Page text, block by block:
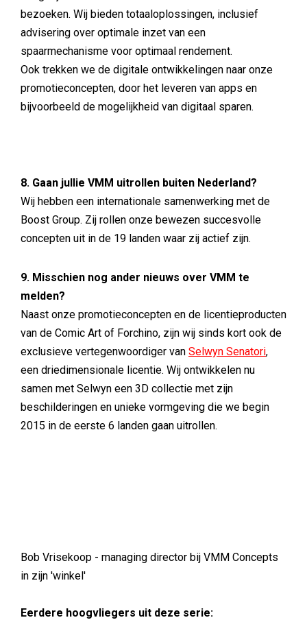
bezoeken. Wij bieden totaaloplossingen, inclusief
advisering over optimale inzet van een
spaarmechanisme voor optimaal rendement.
Ook trekken we de digitale ontwikkelingen naar onze
promotieconcepten, door het leveren van apps en
bijvoorbeeld de mogelijkheid van digitaal sparen.
8. Gaan jullie VMM uitrollen buiten Nederland?
Wij hebben een internationale samenwerking met de
Boost Group. Zij rollen onze bewezen succesvolle
concepten uit in de 19 landen waar zij actief zijn.
9. Misschien nog ander nieuws over VMM te
melden?
Naast onze promotieconcepten en de licentieproducten
van de Comic Art of Forchino, zijn wij sinds kort ook de
exclusieve vertegenwoordiger van Selwyn Senatori,
een driedimensionale licentie. Wij ontwikkelen nu
samen met Selwyn een 3D collectie met zijn
beschilderingen en unieke vormgeving die we begin
2015 in de eerste 6 landen gaan uitrollen.
Bob Vrisekoop - managing director bij VMM Concepts
in zijn 'winkel'
Eerdere hoogvliegers uit deze serie: